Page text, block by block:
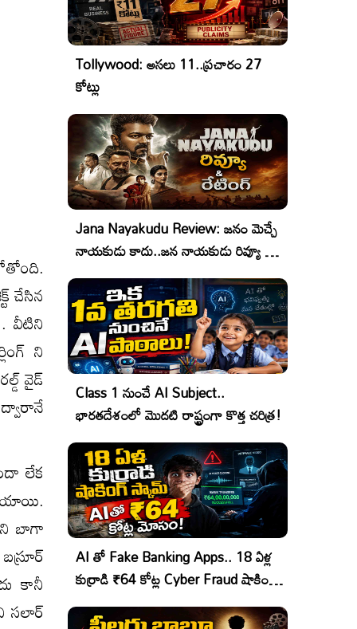
చేసిన
వీటిని
ని
వైడ్
లేక
బాగా
కానీ
సలార్
Tollywood: అసలు 11..ప్రచారం 27
కోట్లు
Jana Nayakudu Review: జనం మెచ్చే
నాయకుడు కాదు..జన నాయకుడు రివ్యూ &
రేటింగ్!
Class 1 నుంచే AI Subject..
భారతదేశంలో మొదటి రాష్ట్రంగా కొత్త చరిత్ర!
AI తో Fake Banking Apps.. 18 ఏళ్ల
కుర్రాడి ₹64 కోట్ల Cyber Fraud షాకింగ్
ఆపరేషన్!